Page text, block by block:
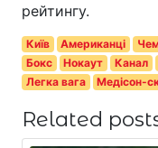
рейтингу.
Київ Американці
Бокс
Нокаут Канал
Легка вага
Медісон-
Related